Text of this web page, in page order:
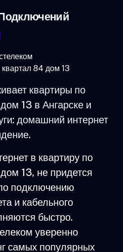
84 дом 13
квартиры по
13 в Ангарске и
домашний интернет
в квартиру по
13, не придется
подключению
и кабельного
быстро.
уверенно
самых популярных